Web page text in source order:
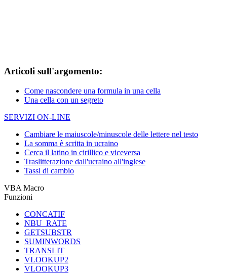
Articoli sull'argomento:
Come nascondere una formula in una cella
Una cella con un segreto
SERVIZI ON-LINE
Cambiare le maiuscole/minuscole delle lettere nel testo
La somma è scritta in ucraino
Cerca il latino in cirillico e viceversa
Traslitterazione dall'ucraino all'inglese
Tassi di cambio
VBA Macro
Funzioni
CONCATIF
NBU_RATE
GETSUBSTR
SUMINWORDS
TRANSLIT
VLOOKUP2
VLOOKUP3